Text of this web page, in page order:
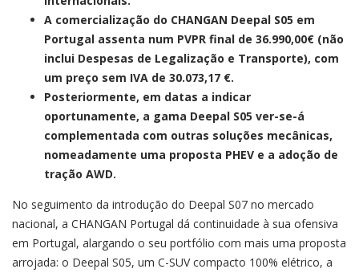
A comercialização do CHANGAN Deepal S05 em
Portugal assenta num PVPR final de 36.990,00€ (não
inclui Despesas de Legalização e Transporte), com
um preço sem IVA de 30.073,17 €.
Posteriormente, em datas a indicar
oportunamente, a gama Deepal S05 ver-se-á
complementada com outras soluções mecânicas,
nomeadamente uma proposta PHEV e a adoção de
tração AWD.
No seguimento da introdução do Deepal S07 no mercado
nacional, a CHANGAN Portugal dá continuidade à sua ofensiva
em Portugal, alargando o seu portfólio com mais uma proposta
arrojada: o Deepal S05, um C-SUV compacto 100% elétrico, a